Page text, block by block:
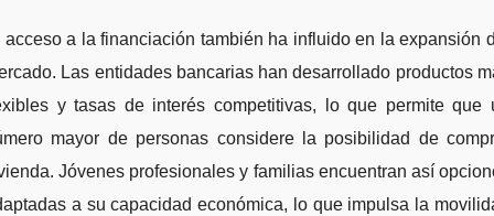
acceso a la financiación también ha influido en la expansión
Las entidades bancarias han desarrollado productos
y tasas de interés competitivas, lo que permite que
mayor de personas considere la posibilidad de
Jóvenes profesionales y familias encuentran así
a su capacidad económica, lo que impulsa la